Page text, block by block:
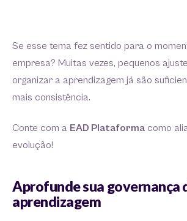
Se esse tema fez sentido para o
empresa? Muitas vezes, pequenos
organizar a aprendizagem já são
mais consistência.
Conte com a EAD Plataforma como
evolução!
Aprofunde sua governança
aprendizagem